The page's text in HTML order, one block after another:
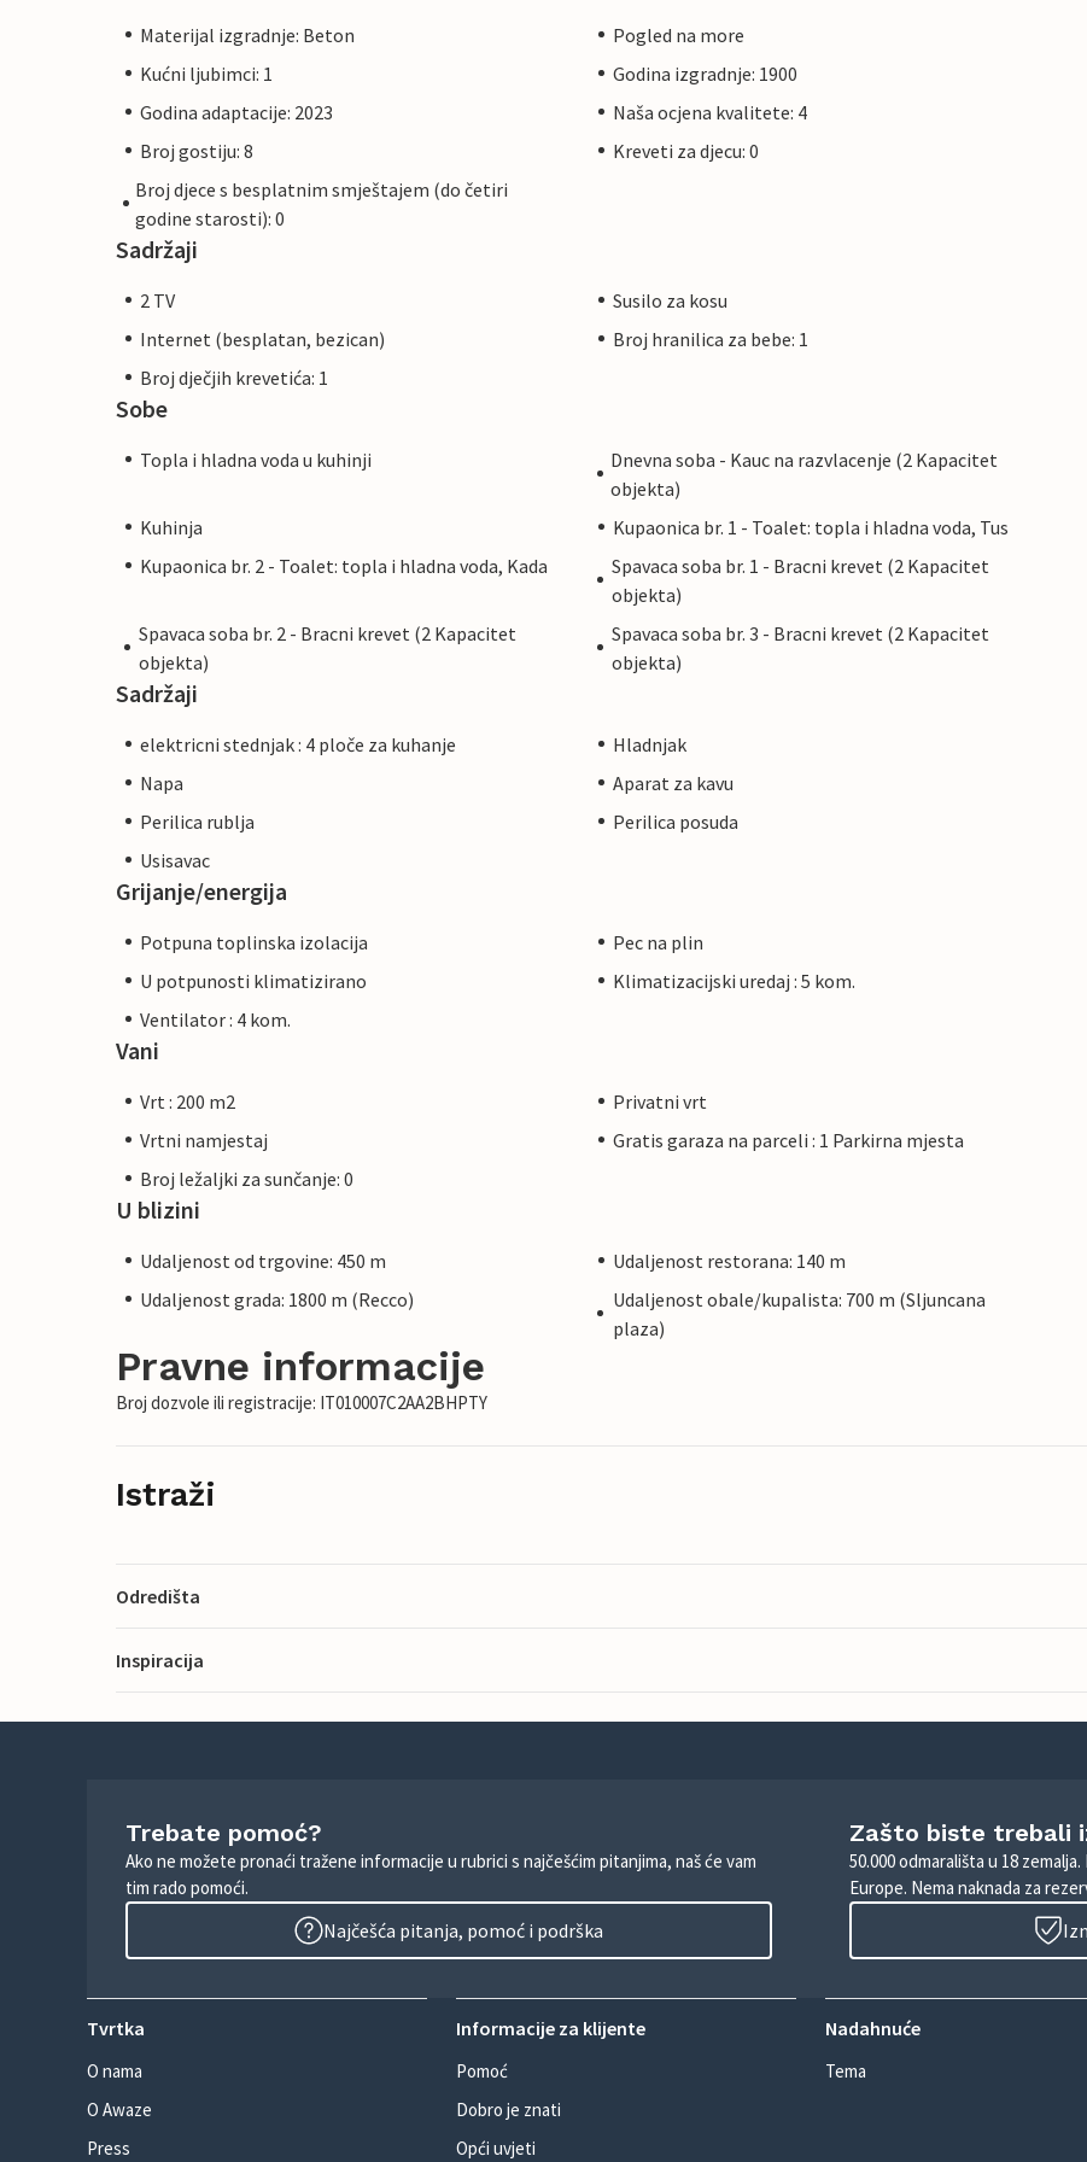
Materijal izgradnje: Beton
Pogled na more
Kućni ljubimci: 1
Godina izgradnje: 1900
Godina adaptacije: 2023
Naša ocjena kvalitete: 4
Broj gostiju: 8
Kreveti za djecu: 0
Broj djece s besplatnim smještajem (do četiri
godine starosti): 0
Sadržaji
2 TV
Susilo za kosu
Internet (besplatan, bezican)
Broj hranilica za bebe: 1
Broj dječjih krevetića: 1
Sobe
Topla i hladna voda u kuhinji
Dnevna soba - Kauc na razvlacenje (2 Kapacitet
objekta)
Kuhinja
Kupaonica br. 1 - Toalet: topla i hladna voda, Tus
Kupaonica br. 2 - Toalet: topla i hladna voda, Kada
Spavaca soba br. 1 - Bracni krevet (2 Kapacitet
objekta)
Spavaca soba br. 2 - Bracni krevet (2 Kapacitet
objekta)
Spavaca soba br. 3 - Bracni krevet (2 Kapacitet
objekta)
Sadržaji
elektricni stednjak : 4 ploče za kuhanje
Hladnjak
Napa
Aparat za kavu
Perilica rublja
Perilica posuda
Usisavac
Grijanje/energija
Potpuna toplinska izolacija
Pec na plin
U potpunosti klimatizirano
Klimatizacijski uredaj : 5 kom.
Ventilator : 4 kom.
Vani
Vrt : 200 m2
Privatni vrt
Vrtni namjestaj
Gratis garaza na parceli : 1 Parkirna mjesta
Broj ležaljki za sunčanje: 0
U blizini
Udaljenost od trgovine: 450 m
Udaljenost restorana: 140 m
Udaljenost grada: 1800 m (Recco)
Udaljenost obale/kupalista: 700 m (Sljuncana
plaza)
Pravne informacije
Broj dozvole ili registracije: IT010007C2AA2BHPTY
Istraži
Odredišta
Inspiracija
Trebate pomoć?
Ako ne možete pronaći tražene informacije u rubrici s najčešćim pitanjima, naš će vam
tim rado pomoći.
Najčešća pitanja, pomoć i podrška
Zašto biste trebali
50.000 odmarališta u 18
Europe. Nema naknada za
Tvrtka
O nama
O Awaze
Press
Informacije za klijente
Pomoć
Dobro je znati
Opći uvjeti
Nadahnuće
Tema